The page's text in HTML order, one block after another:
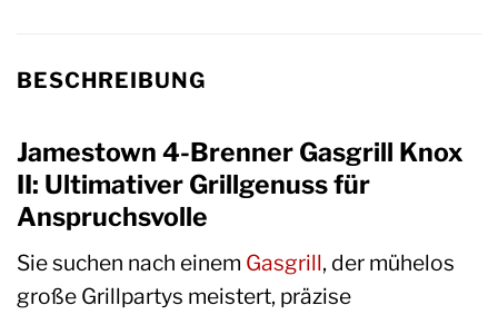
BESCHREIBUNG
Jamestown 4-Brenner Gasgrill Knox
II: Ultimativer Grillgenuss für
Anspruchsvolle
Sie suchen nach einem Gasgrill, der mühelos
große Grillpartys meistert, präzise